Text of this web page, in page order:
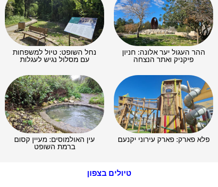
ההר העגול יער אלונה: חניון
פיקניק ואתר הנצחה
נחל השופט: טיול למשפחות
עם מסלול נגיש לעגלות
פלא פארק: פארק עירוני יקנעם
עין האולמוסים: מעיין קסום
ברמת השופט
טיולים בצפון